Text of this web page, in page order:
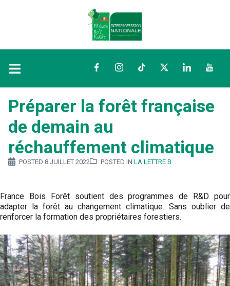
FacebookInstagramTikTokTwitterLinkedIn
Préparer la forêt française
de demain au
réchauffement climatique
POSTED 8 JUILLET 2022 POSTED IN LA LETTRE B
France Bois Forêt soutient des programmes de R&D pour
adapter la forêt au changement climatique. Sans oublier de
renforcer la formation des propriétaires forestiers.